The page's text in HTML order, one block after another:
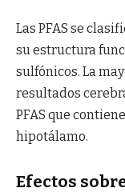
Las PFAS se
su estructura
sulfónicos. La
resultados
PFAS que
hipotálamo.
Efectos